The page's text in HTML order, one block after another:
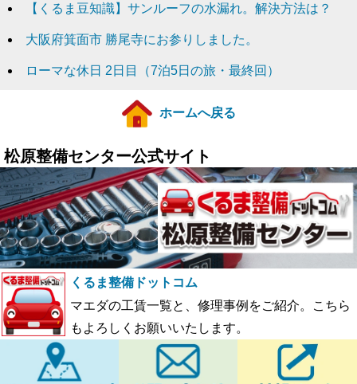
【くるま豆知識】サンルーフの水漏れ。解決方法は？
大阪府箕面市 勝尾寺にお参りしました。
ローマな休日 2日目（7泊5日の旅・最終回）
ホームへ戻る
松原整備センター公式サイト
くるま整備ドットコム
マエダの工賃一覧と、修理事例をご紹介。こちら
もよろしくお願いいたします。